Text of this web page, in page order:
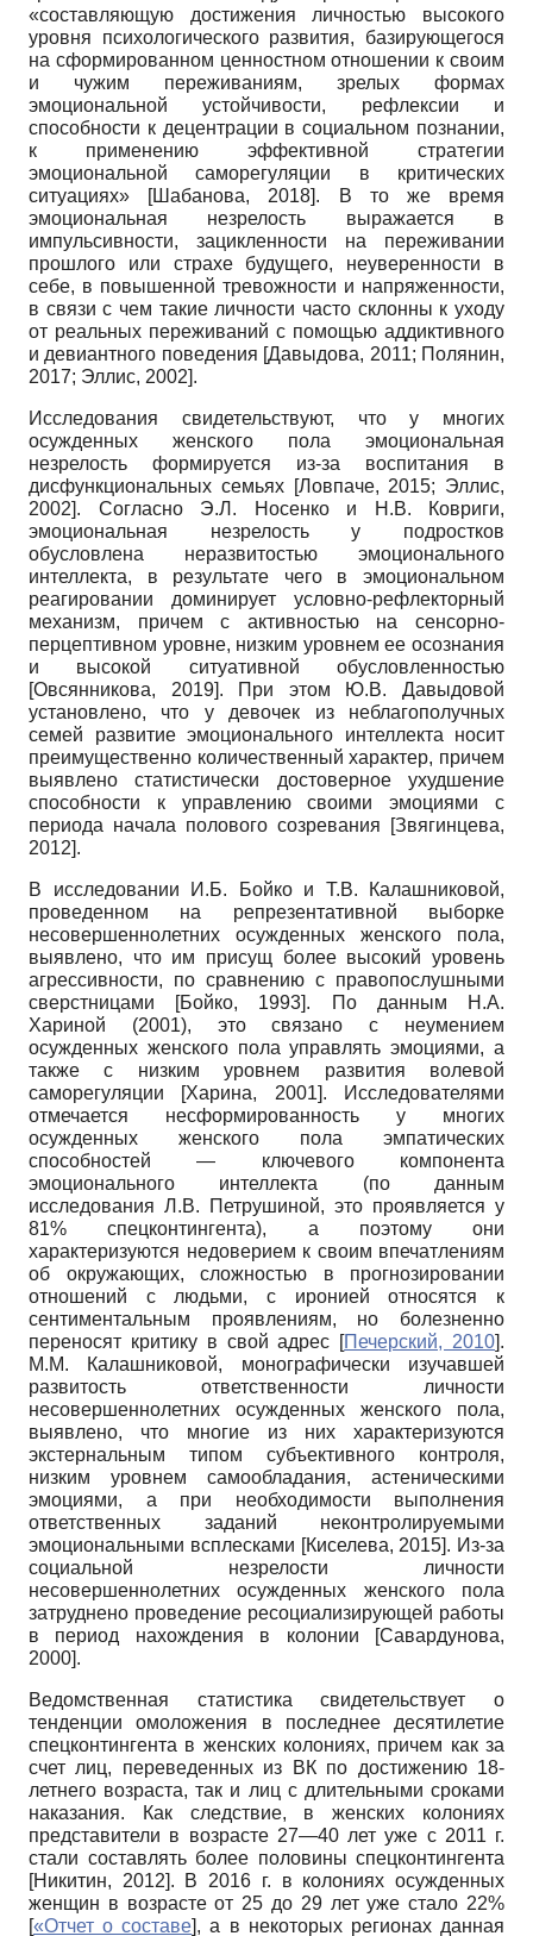
«составляющую достижения личностью высокого
уровня психологического развития, базирующегося
на сформированном ценностном отношении к своим
и чужим переживаниям, зрелых формах
эмоциональной устойчивости, рефлексии и
способности к децентрации в социальном познании,
к применению эффективной стратегии
эмоциональной саморегуляции в критических
ситуациях»
[Шабанова, 2018]. В то же время
эмоциональная незрелость выражается в
импульсивности, зацикленности на переживании
прошлого или страхе будущего, неуверенности в
себе, в повышенной тревожности и напряженности,
в связи с чем такие личности часто склонны к уходу
от реальных переживаний с помощью аддиктивного
и девиантного поведения [Давыдова, 2011; Полянин,
2017; Эллис, 2002].
Исследования свидетельствуют, что у многих
осужденных женского пола эмоциональная
незрелость формируется из-за воспитания в
дисфункциональных семьях [Ловпаче, 2015; Эллис,
2002]. Согласно Э.Л. Носенко и Н.В. Ковриги,
эмоциональная незрелость у подростков
обусловлена неразвитостью эмоционального
интеллекта, в результате чего в эмоциональном
реагировании доминирует условно-рефлекторный
механизм, причем с активностью на сенсорно-
перцептивном уровне, низким уровнем ее осознания
и высокой ситуативной обусловленностью
[Овсянникова, 2019]. При этом Ю.В. Давыдовой
установлено, что у девочек из неблагополучных
семей развитие эмоционального интеллекта носит
преимущественно количественный характер, причем
выявлено статистически достоверное ухудшение
способности к управлению своими эмоциями с
периода начала полового созревания
[Звягинцева,
2012].
В исследовании И.Б. Бойко и Т.В. Калашниковой,
проведенном на репрезентативной выборке
несовершеннолетних осужденных женского пола,
выявлено, что им присущ более высокий уровень
агрессивности, по сравнению с правопослушными
сверстницами
[Бойко, 1993]. По данным Н.А.
Хариной (2001), это связано с неумением
осужденных женского пола управлять эмоциями, а
также с низким уровнем развития волевой
саморегуляции [Харина, 2001]. Исследователями
отмечается несформированность у многих
осужденных женского пола эмпатических
способностей — ключевого компонента
эмоционального интеллекта (по данным
исследования Л.В. Петрушиной, это проявляется у
81% спецконтингента), а поэтому они
характеризуются недоверием к своим впечатлениям
об окружающих, сложностью в прогнозировании
отношений с людьми, с иронией относятся к
сентиментальным проявлениям, но болезненно
переносят критику в свой адрес [Печерский, 2010].
М.М. Калашниковой, монографически изучавшей
развитость ответственности личности
несовершеннолетних осужденных женского пола,
выявлено, что многие из них характеризуются
экстернальным типом субъективного контроля,
низким уровнем самообладания, астеническими
эмоциями, а при необходимости выполнения
ответственных заданий неконтролируемыми
эмоциональными всплесками [Киселева, 2015]. Из-за
социальной незрелости личности
несовершеннолетних осужденных женского пола
затруднено проведение ресоциализирующей работы
в период нахождения в колонии
[Савардунова,
2000].
Ведомственная статистика свидетельствует о
тенденции омоложения в последнее десятилетие
спецконтингента в женских колониях, причем как за
счет лиц, переведенных из ВК по достижению 18-
летнего возраста, так и лиц с длительными сроками
наказания. Как следствие, в женских колониях
представители в возрасте 27—40 лет уже с 2011 г.
стали составлять более половины спецконтингента
[Никитин, 2012]. В 2016 г. в колониях осужденных
женщин в возрасте от 25 до 29 лет уже стало 22%
[«Отчет о составе], а в некоторых регионах данная